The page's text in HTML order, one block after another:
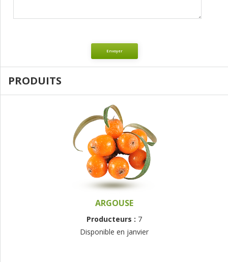
Envoyer
PRODUITS
ARGOUSE
Producteurs : 7
Disponible en janvier